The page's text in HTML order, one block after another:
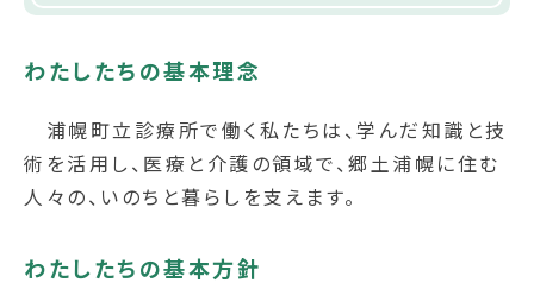
わたしたちの基本理念
浦幌町立診療所で働く私たちは、学んだ知識と技
術を活用し、医療と介護の領域で、郷土浦幌に住む
人々の、いのちと暮らしを支えます。
わたしたちの基本方針